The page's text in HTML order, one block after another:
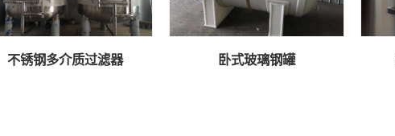
不锈钢多介质过滤器 卧式玻璃钢罐